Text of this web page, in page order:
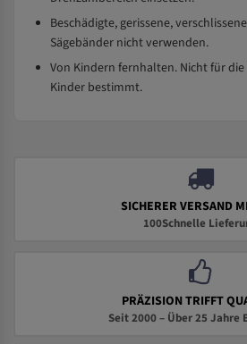
Beschädigte, gerissene,
Sägebänder nicht verwenden.
Von Kindern fernhalten. Nicht für
Kinder bestimmt.
SICHERER VERSAND
100Schnelle
PRÄZISION TRIFFT
Seit 2000 – Über 25 Jahre